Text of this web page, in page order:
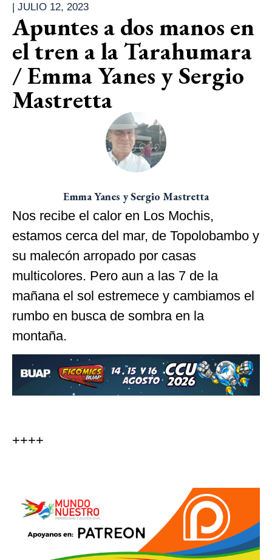
| JULIO 12, 2023
Apuntes a dos manos en
el tren a la Tarahumara
/ Emma Yanes y Sergio
Mastretta
Emma Yanes y Sergio Mastretta
Nos recibe el calor en Los Mochis,
estamos cerca del mar, de Topolobambo y
su malecón arropado por casas
multicolores. Pero aun a las 7 de la
mañana el sol estremece y cambiamos el
rumbo en busca de sombra en la
montaña.
++++